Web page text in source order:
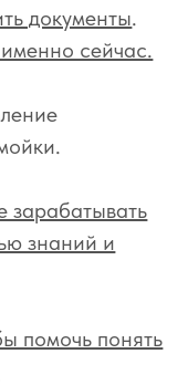
документы.
сейчас.
зарабатывать
знаний и
помочь понять